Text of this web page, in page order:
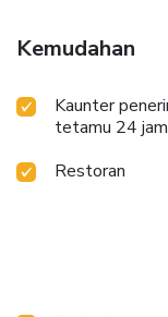
Penginapan
diperlukan untuk
dingin untuk
Beberapa bilik
terpilih tertentu,
kegunaan anda.
pengering rambut
penginapan
terbaik untuk
Kemudahan
Kaunter
tetamu 24 jam
Restoran